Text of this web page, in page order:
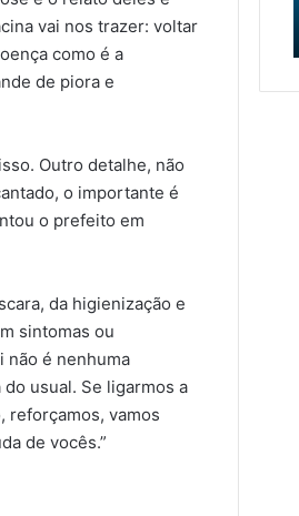
vai nos trazer: voltar
como é a
de piora e
Outro detalhe, não
o importante é
o prefeito em
da higienização e
sintomas ou
não é nenhuma
usual. Se ligarmos a
reforçamos, vamos
de vocês.”
Encantado
e
Muçum
e
contratação
da
obra
e vai iniciar a contratação
da obra